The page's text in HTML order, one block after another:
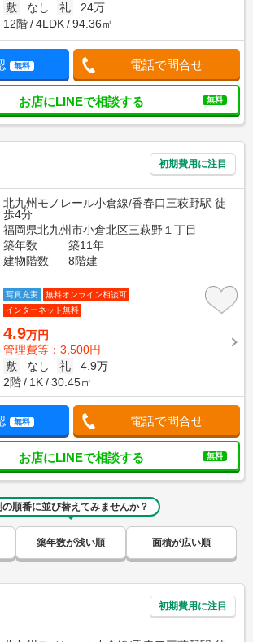
敷 なし 礼
24万
12階
4LDK 94.36㎡
無料 電話で問合せ
お店にLINEで相談する 無料
初期費用に注目
北九州モノレール小倉線/香春口三萩野駅 徒
歩4分
福岡県北九州市小倉北区三萩野１丁目
築年数
築11年
建物階数
8階建
写真充実
無料オンライン相談可
インターネット無料
4.9万円
管理費等：3,500円
敷
なし 礼
4.9万
2階
1K 30.45㎡
無料 電話で問合せ
お店にLINEで相談する 無料
の順番に並び替えてみませんか？
築年数が浅い順 面積が広い順
初期費用に注目